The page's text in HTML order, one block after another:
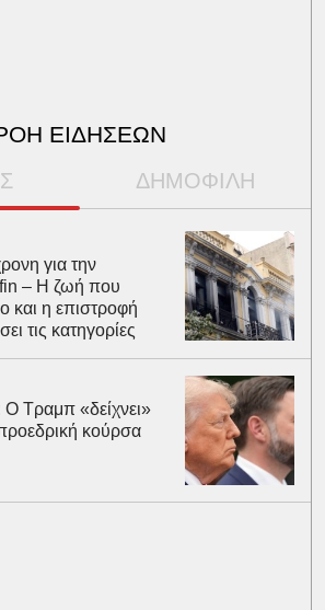
ΕΙΔΗΣΕΩΝ
ΔΗΜΟΦΙΛΗ
για την
– Η ζωή που
και η επιστροφή
τις κατηγορίες
Τραμπ «δείχνει»
κούρσα